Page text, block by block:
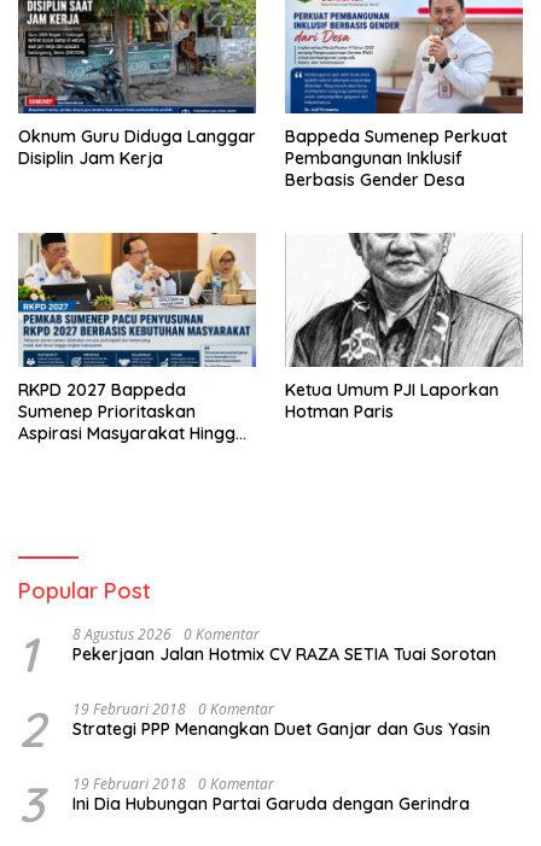
Oknum Guru Diduga Langgar
Disiplin Jam Kerja
Bappeda Sumenep Perkuat
Pembangunan Inklusif
Berbasis Gender Desa
RKPD 2027 Bappeda
Sumenep Prioritaskan
Aspirasi Masyarakat Hingga
Ketua Umum PJI Laporkan
Hotman Paris
Popular Post
1 8 Agustus 2026 0 Komentar
Pekerjaan Jalan Hotmix CV RAZA SETIA Tuai Sorotan
2 19 Februari 2018 0 Komentar
Strategi PPP Menangkan Duet Ganjar dan Gus Yasin
3 19 Februari 2018 0 Komentar
Ini Dia Hubungan Partai Garuda dengan Gerindra